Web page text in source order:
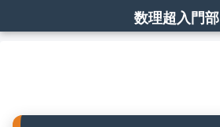
数理超入門部